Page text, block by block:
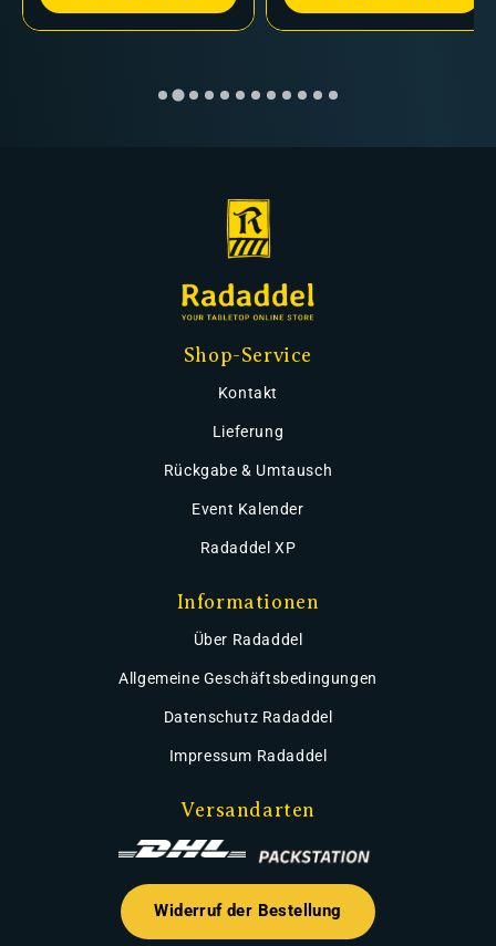
Shop-Service
Kontakt
Lieferung
Rückgabe & Umtausch
Event Kalender
Radaddel XP
Informationen
Über Radaddel
Allgemeine Geschäftsbedingungen
Datenschutz Radaddel
Impressum Radaddel
Versandarten
Widerruf der Bestellung